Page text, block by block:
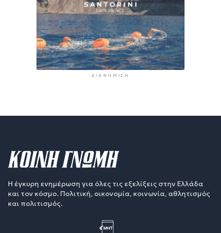
ΔΙΑΦΉΜΙΣΗ
Η έγκυρη ενημέρωση για όλες τις εξελίξεις στην Ελλάδα
και τον κόσμο. Πολιτική, οικονομία, κοινωνία, αθλητισμός
και πολιτισμός.